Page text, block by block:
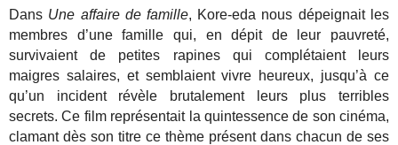
Dans Une affaire de famille, Kore-eda nous dépeignait les
membres d’une famille qui, en dépit de leur pauvreté,
survivaient de petites rapines qui complétaient leurs
maigres salaires, et semblaient vivre heureux, jusqu’à ce
qu’un incident révèle brutalement leurs plus terribles
secrets. Ce film représentait la quintessence de son cinéma,
clamant dès son titre ce thème présent dans chacun de ses